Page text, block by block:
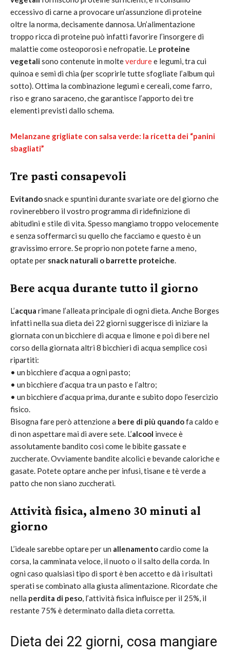
eccessivo di carne a provocare un’assunzione di proteine
oltre la norma, decisamente dannosa. Un’alimentazione
troppo ricca di proteine può infatti favorire l’insorgere di
malattie come osteoporosi e nefropatie. Le proteine
vegetalisono contenute in molteverduree legumi, tra cui
quinoa e semi di chia (per scoprirle tutte sfogliate l’album qui
sotto). Ottima la combinazione legumi e cereali, come farro,
riso e grano saraceno, che garantisce l’apporto dei tre
elementi previsti dallo schema.
Melanzane grigliate con salsa verde: la ricetta dei “panini
sbagliati”
Tre pasti consapevoli
Evitandosnack e spuntini durante svariate ore del giorno che
rovinerebbero il vostro programma di ridefinizione di
abitudini e stile di vita. Spesso mangiamo troppo velocemente
e senza soffermarci su quello che facciamo e questo è un
gravissimo errore. Se proprio non potete farne a meno,
optate per snack naturali o barrette proteiche.
Bere acqua durante tutto il giorno
L’acqua rimane l’alleata principale di ogni dieta. Anche Borges
infatti nella sua dieta dei 22 giorni suggerisce di iniziare la
giornata con un bicchiere di acqua e limone e poi di bere nel
corso della giornata altri 8 bicchieri di acqua semplice così
ripartiti:
• un bicchiere d’acqua a ogni pasto;
• un bicchiere d’acqua tra un pasto e l’altro;
• un bicchiere d’acqua prima, durante e subito dopo l’esercizio
fisico.
Bisogna fare però attenzione a bere di più quandofa caldo e
di non aspettare mai di avere sete. L’alcool invece è
assolutamente bandito così come le bibite gassate e
zuccherate. Ovviamente bandite alcolici e bevande caloriche e
gasate. Potete optare anche per infusi, tisane e tè verde a
patto che non siano zuccherati.
Attività fisica, almeno 30 minuti al
giorno
L’ideale sarebbe optare per un allenamentocardio come la
corsa, la camminata veloce, il nuoto o il salto della corda. In
ogni caso qualsiasi tipo di sport è ben accetto e dà i risultati
sperati se combinato alla giusta alimentazione. Ricordate che
nella perdita di peso, l’attività fisica influisce per il 25%, il
restante 75% è determinato dalla dieta corretta.
Dieta dei 22 giorni, cosa mangiare